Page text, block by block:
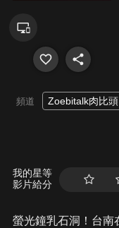
頻道 Zoebitalk肉比頭
我的星等
影片給分
螢光鐘乳石洞！台南